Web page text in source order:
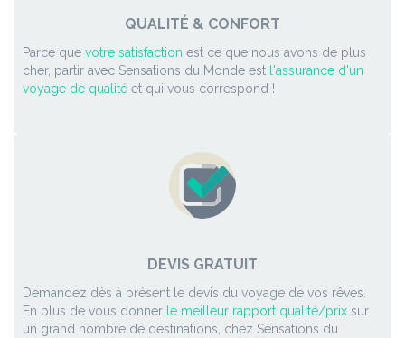
QUALITÉ & CONFORT
Parce que votre satisfaction est ce que nous avons de plus
cher, partir avec Sensations du Monde est l'assurance d'un
voyage de qualité et qui vous correspond !
DEVIS GRATUIT
Demandez dès à présent le devis du voyage de vos rêves.
En plus de vous donner le meilleur rapport qualité/prix sur
un grand nombre de destinations, chez Sensations du